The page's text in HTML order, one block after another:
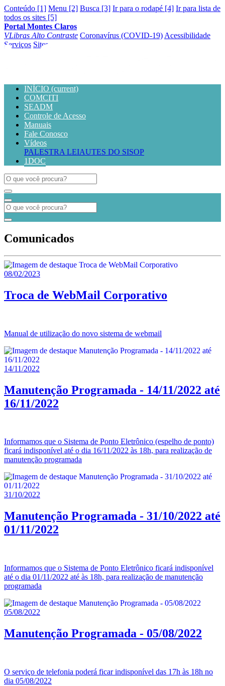
Conteúdo [1] Menu [2] Busca [3] Ir para o rodapé [4] Ir para lista de
todos os sites [5]
Portal Montes Claros
VLibras Alto Contraste Coronavírus (COVID-19) Acessibilidade
Serviços Sites
INÍCIO (current)
COMCITI
SEADM
Controle de Acesso
Manuais
Fale Conosco
Vídeos
PALESTRA LEIAUTES DO SISOP
1DOC
Comunicados
08/02/2023
Troca de WebMail Corporativo
Manual de utilização do novo sistema de webmail
14/11/2022
Manutenção Programada - 14/11/2022 até
16/11/2022
Informamos que o Sistema de Ponto Eletrônico (espelho de ponto)
ficará indisponível até o dia 16/11/2022 às 18h, para realização de
manutenção programada
31/10/2022
Manutenção Programada - 31/10/2022 até
01/11/2022
Informamos que o Sistema de Ponto Eletrônico ficará indisponível
até o dia 01/11/2022 até às 18h, para realização de manutenção
programada
05/08/2022
Manutenção Programada - 05/08/2022
O serviço de telefonia poderá ficar indisponível das 17h às 18h no
dia 05/08/2022